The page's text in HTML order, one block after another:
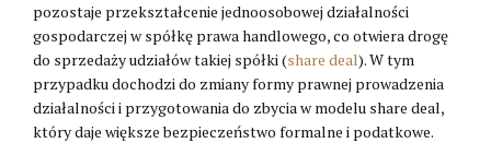
pozostaje przekształcenie jednoosobowej działalności
gospodarczej w spółkę prawa handlowego, co otwiera drogę
do sprzedaży udziałów takiej spółki (share deal). W tym
przypadku dochodzi do zmiany formy prawnej prowadzenia
działalności i przygotowania do zbycia w modelu share deal,
który daje większe bezpieczeństwo formalne i podatkowe.